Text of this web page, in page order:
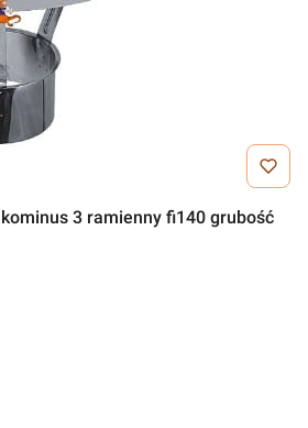
3 ramienny fi140 grubość